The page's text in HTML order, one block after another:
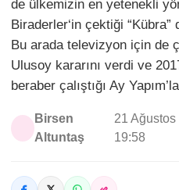
de ülkemizin en yetenekli
Biraderler‘in çektiği
Bu arada televizyon için de
Ulusoy kararını verdi ve
beraber çalıştığı Ay
Birsen
Altuntaş
21
19:58